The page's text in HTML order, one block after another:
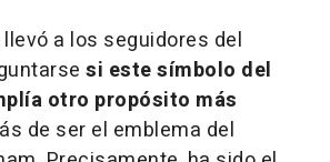
a los seguidores del
si este símbolo del
otro propósito más
de ser el emblema del